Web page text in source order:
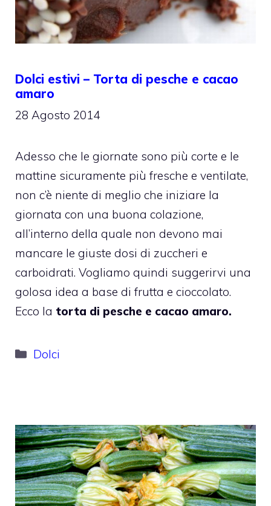
Dolci estivi – Torta di pesche e cacao
amaro
28 Agosto 2014
Adesso che le giornate sono più corte e le
mattine sicuramente più fresche e ventilate,
non c’è niente di meglio che iniziare la
giornata con una buona colazione,
all’interno della quale non devono mai
mancare le giuste dosi di zuccheri e
carboidrati. Vogliamo quindi suggerirvi una
golosa idea a base di frutta e cioccolato.
Ecco la torta di pesche e cacao amaro.
Categorie
Dolci